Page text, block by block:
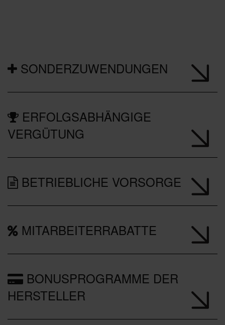
SONDERZUWENDUNGEN
ERFOLGSABHÄNGIGE
VERGÜTUNG
BETRIEBLICHE VORSORGE
MITARBEITERRABATTE
BONUSPROGRAMME DER
HERSTELLER